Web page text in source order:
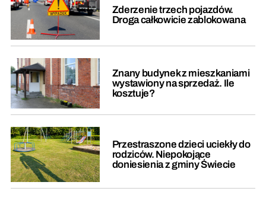
Zderzenie trzech pojazdów.
Droga całkowicie zablokowana
Znany budynek z mieszkaniami
wystawiony na sprzedaż. Ile
kosztuje?
Przestraszone dzieci uciekły do
rodziców. Niepokojące
doniesienia z gminy Świecie